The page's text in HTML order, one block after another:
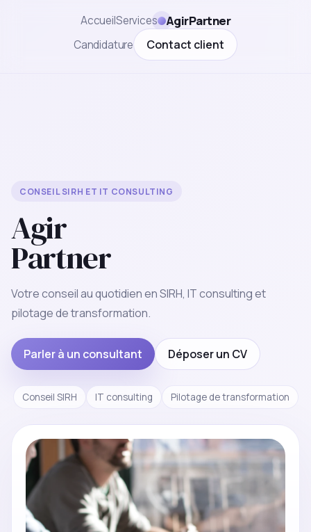
AccueilServices AgirPartner
Candidature Contact client
CONSEIL SIRH ET IT CONSULTING
Agir
Partner
Votre conseil au quotidien en SIRH, IT consulting et
pilotage de transformation.
Parler à un consultant Déposer un CV
Conseil SIRH IT consulting Pilotage de transformation